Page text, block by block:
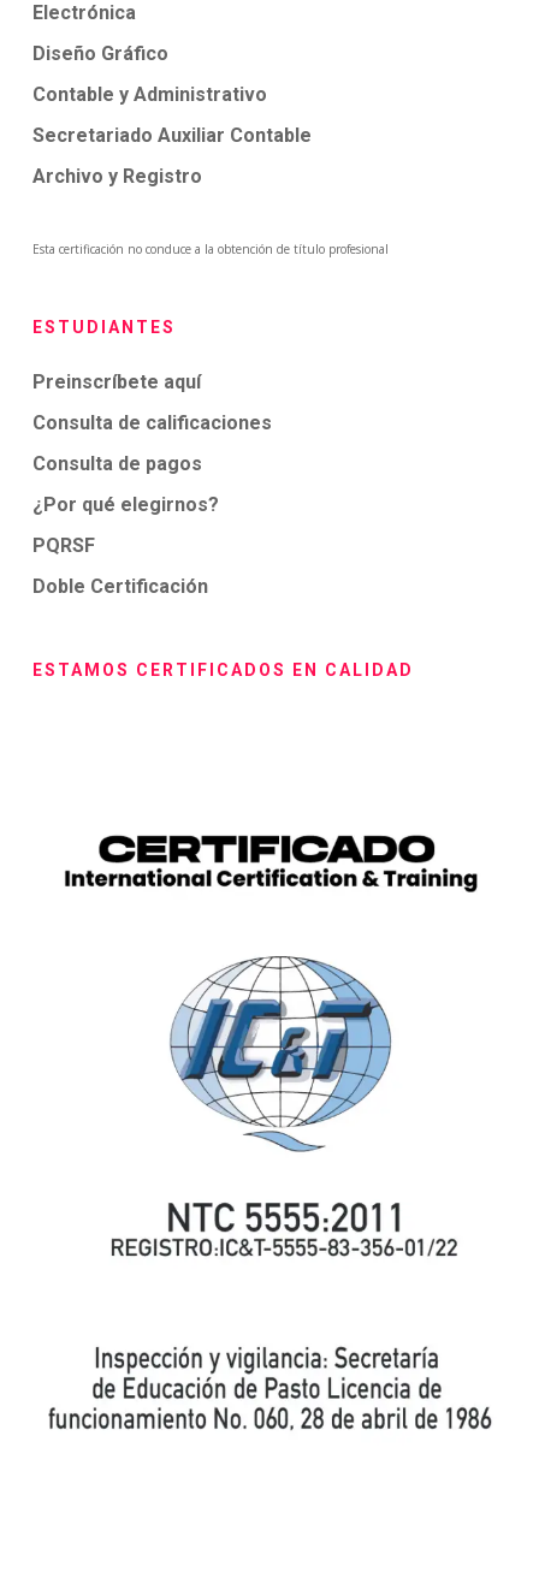
Electrónica
Diseño Gráfico
Contable y Administrativo
Secretariado Auxiliar Contable
Archivo y Registro
Esta certificación no conduce a la obtención de título profesional
ESTUDIANTES
Preinscríbete aquí
Consulta de calificaciones
Consulta de pagos
¿Por qué elegirnos?
PQRSF
Doble Certificación
ESTAMOS CERTIFICADOS EN CALIDAD